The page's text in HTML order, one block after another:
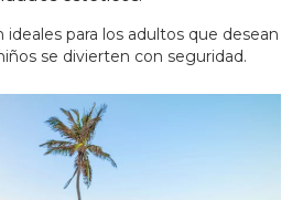
ideales para los adultos que desean
se divierten con seguridad.